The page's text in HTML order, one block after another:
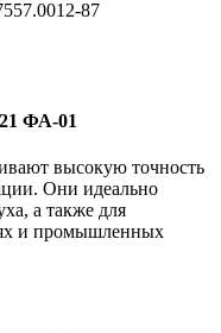
87
ФА-01
высокую точность
Они идеально
а также для
и промышленных